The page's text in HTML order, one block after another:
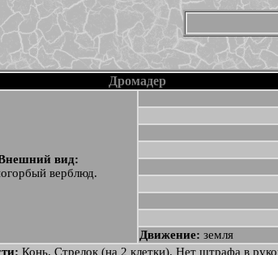
Дромадер
вид:
верблюд.
Движение: земля
Конь. Стрелок (на 2 клетки). Нет штрафа в